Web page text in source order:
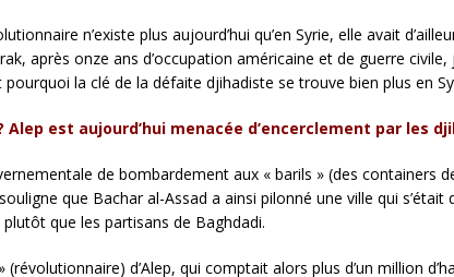
n’existe plus aujourd’hui qu’en Syrie, elle avait
après onze ans d’occupation américaine et de guerre
la clé de la défaite djihadiste se trouve bien plus en
est aujourd’hui menacée d’encerclement par les
de bombardement aux « barils » (des containers
que Bachar al-Assad a ainsi pilonné une ville qui
que les partisans de Baghdadi.
(révolutionnaire) d’Alep, qui comptait alors plus d’un million